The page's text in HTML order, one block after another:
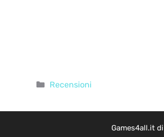
Categorie
Recensioni
Games4all.it